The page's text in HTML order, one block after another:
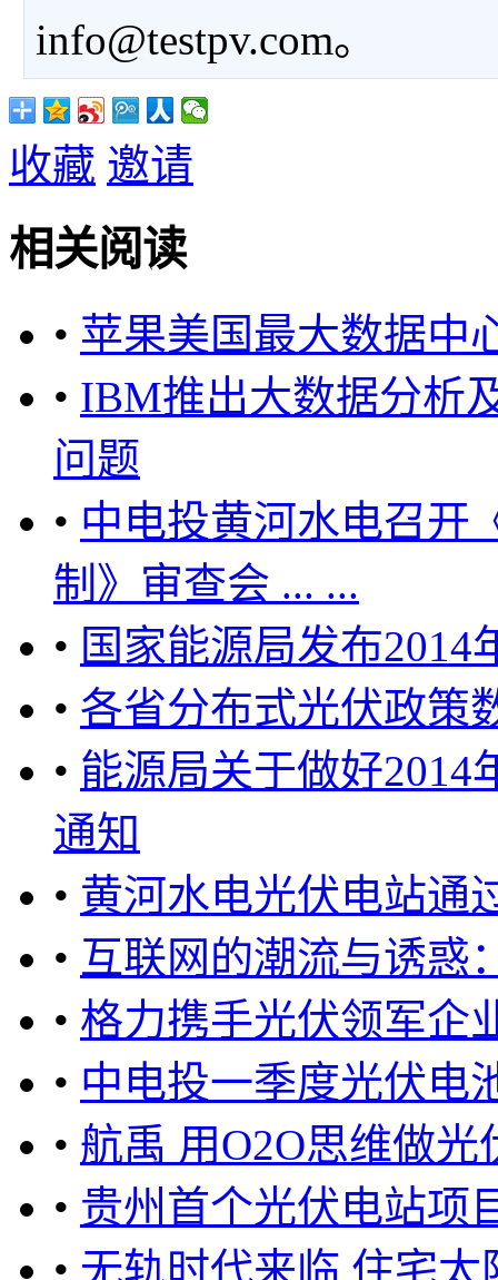
info@testpv.com。
收藏 邀请
相关阅读
• 苹果美国最大数据中
• IBM推出大数据分析
问题
• 中电投黄河水电召开
制》审查会 ... ...
• 国家能源局发布2014
• 各省分布式光伏政策
• 能源局关于做好2014
通知
• 黄河水电光伏电站通
• 互联网的潮流与诱惑
• 格力携手光伏领军企
• 中电投一季度光伏电
• 航禹 用O2O思维做光
• 贵州首个光伏电站项
• 无轨时代来临 住宅